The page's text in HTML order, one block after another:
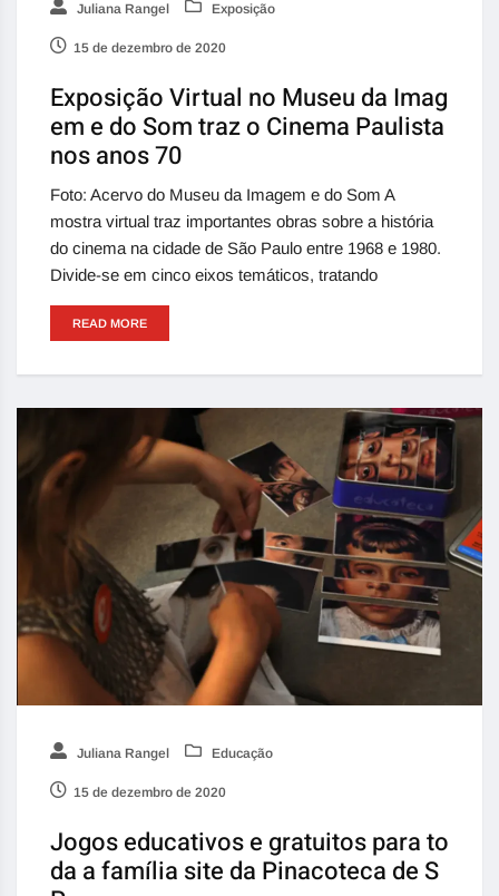
Juliana Rangel Exposição
15 de dezembro de 2020
Exposição Virtual no Museu da Imag
em e do Som traz o Cinema Paulista
nos anos 70
Foto: Acervo do Museu da Imagem e do Som A
mostra virtual traz importantes obras sobre a história
do cinema na cidade de São Paulo entre 1968 e 1980.
Divide-se em cinco eixos temáticos, tratando
READ MORE
Juliana Rangel Educação
15 de dezembro de 2020
Jogos educativos e gratuitos para to
da a família site da Pinacoteca de S